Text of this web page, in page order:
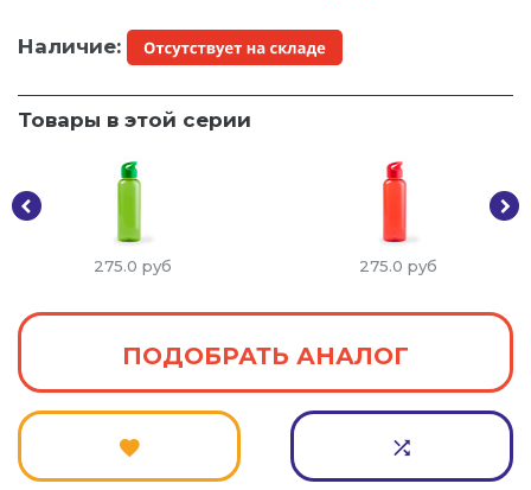
Наличие:
Товары в этой серии
275.0 руб 275.0 руб
ПОДОБРАТЬ АНАЛОГ